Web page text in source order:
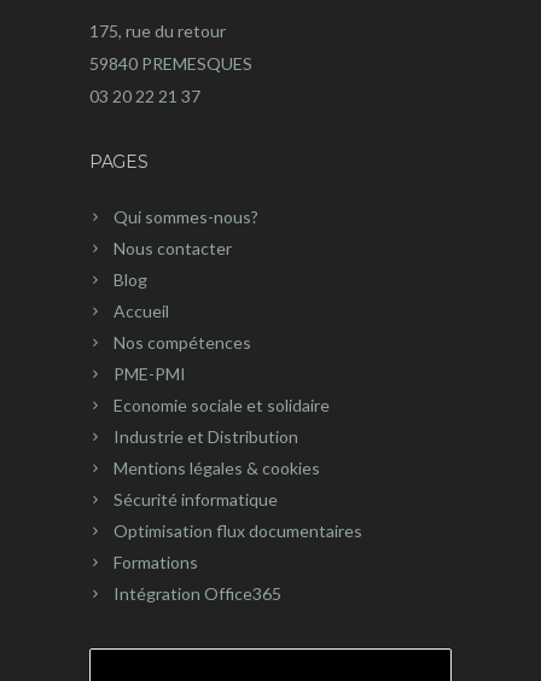
175, rue du retour
59840 PREMESQUES
03 20 22 21 37
PAGES
Qui sommes-nous?
Nous contacter
Blog
Accueil
Nos compétences
PME-PMI
Economie sociale et solidaire
Industrie et Distribution
Mentions légales & cookies
Sécurité informatique
Optimisation flux documentaires
Formations
Intégration Office365